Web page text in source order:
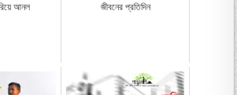
আনল জীবনের প্রতিদিন